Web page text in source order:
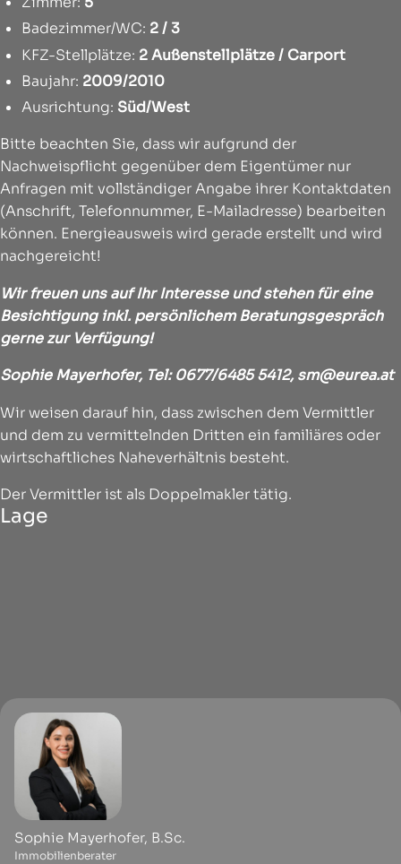
Sophie Mayerhofer, B.Sc.
Immobilienberater
Badezimmer/WC: 2 / 3
KFZ-Stellplätze: 2 Außenstellplätze / Carport
Baujahr: 2009/2010
Ausrichtung: Süd/West
Bitte beachten Sie, dass wir aufgrund der
Nachweispflicht gegenüber dem Eigentümer nur
Anfragen mit vollständiger Angabe ihrer Kontaktdaten
(Anschrift, Telefonnummer, E-Mailadresse) bearbeiten
können. Energieausweis wird gerade erstellt und wird
nachgereicht!
Wir freuen uns auf Ihr Interesse und stehen für eine
Besichtigung inkl. persönlichem Beratungsgespräch
gerne zur Verfügung!
Sophie Mayerhofer, Tel: 0677/6485 5412, sm@eurea.at
Wir weisen darauf hin, dass zwischen dem Vermittler
und dem zu vermittelnden Dritten ein familiäres oder
wirtschaftliches Naheverhältnis besteht.
Der Vermittler ist als Doppelmakler tätig.
Lage